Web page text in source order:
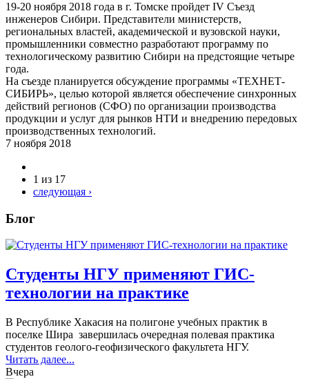
19-20 ноября 2018 года в г. Томске пройдет IV Съезд
инженеров Сибири. Представители министерств,
региональных властей, академической и вузовской науки,
промышленники совместно разработают программу по
технологическому развитию Сибири на предстоящие четыре
года.
На съезде планируется обсуждение программы «ТЕХНЕТ-
СИБИРЬ», целью которой является обеспечение синхронных
действий регионов (СФО) по организации производства
продукции и услуг для рынков НТИ и внедрению передовых
производственных технологий.
7 ноября 2018
1 из 17
следующая ›
Блог
Студенты НГУ применяют ГИС-
технологии на практике
В Республике Хакасия на полигоне учебных практик в
поселке Шира завершилась очередная полевая практика
студентов геолого-геофизического факультета НГУ.
Читать далее...
Вчера